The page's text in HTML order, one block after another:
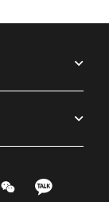
WeChatKaKao